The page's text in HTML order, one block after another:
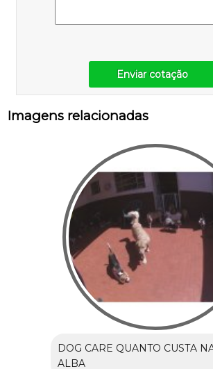
Enviar cotação
Imagens relacionadas
DOG CARE QUANTO CUSTA
ALBA